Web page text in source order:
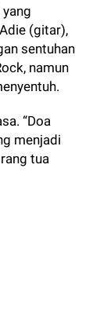
(gitar),
sentuhan
namun
“Doa
menjadi
tua